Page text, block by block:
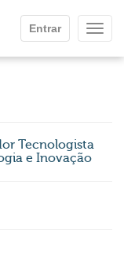
Entrar
Tecnologista
e Inovação